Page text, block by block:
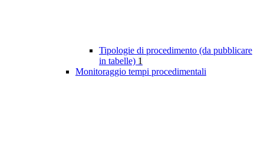
Tipologie di procedimento (da pubblicare
in tabelle) 1
Monitoraggio tempi procedimentali